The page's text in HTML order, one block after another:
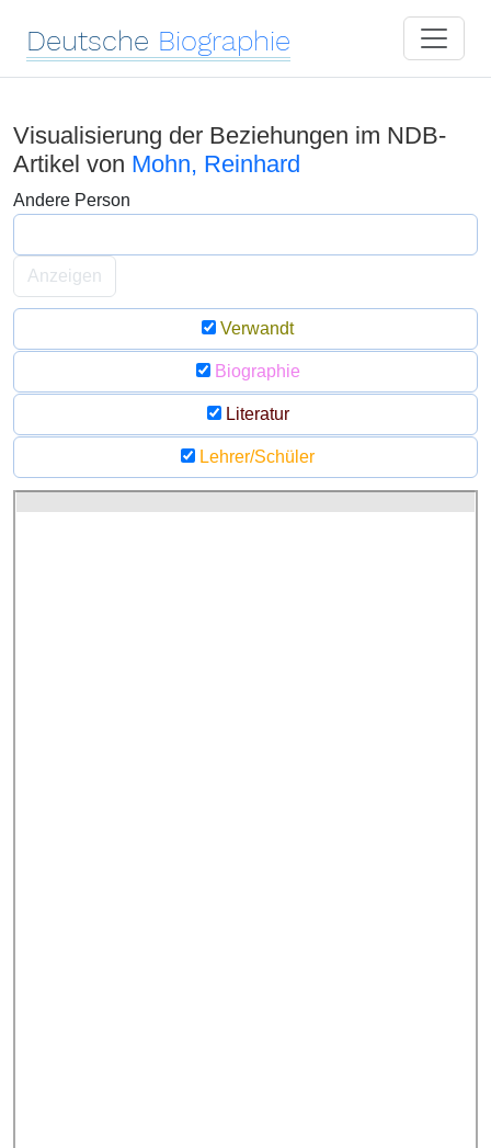
Deutsche Biographie
Visualisierung der Beziehungen im NDB-
Artikel von Mohn, Reinhard
Andere Person
Anzeigen
Verwandt
Biographie
Literatur
Lehrer/Schüler